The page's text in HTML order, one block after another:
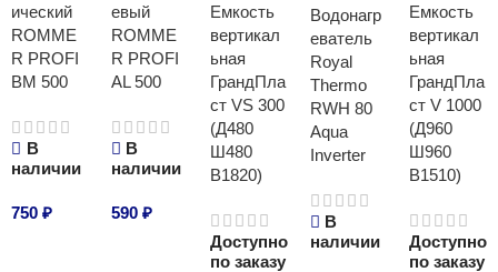
ический
ROMME
R PROFI
BM 500
В
наличии
750 ₽
евый
ROMME
R PROFI
AL 500
В
наличии
590 ₽
Емкость
вертикал
ьная
ГрандПла
ст VS 300
(Д480
Ш480
В1820)
Доступно
по заказу
Водонагр
еватель
Royal
Thermo
RWH 80
Aqua
Inverter
В
наличии
Емкость
вертикал
ьная
ГрандПла
ст V 1000
(Д960
Ш960
В1510)
Доступно
по заказу